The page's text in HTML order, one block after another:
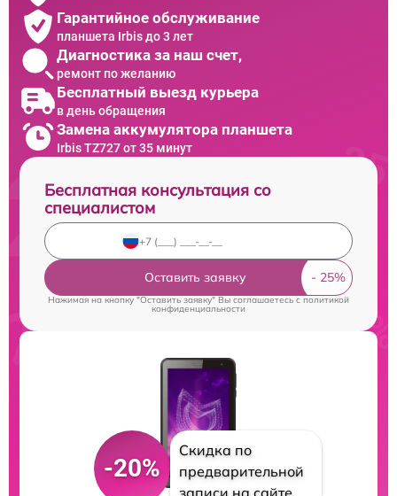
Гарантийное обслуживание
планшета Irbis до 3 лет
Диагностика за наш счет,
ремонт по желанию
Бесплатный выезд курьера
в день обращения
Замена аккумулятора планшета
Irbis TZ727 от 35 минут
Бесплатная консультация со
специалистом
Оставить заявку
Нажимая на кнопку "Оставить заявку" Вы соглашаетесь c политикой
конфиденциальности
-20%
Скидка по
предварительной